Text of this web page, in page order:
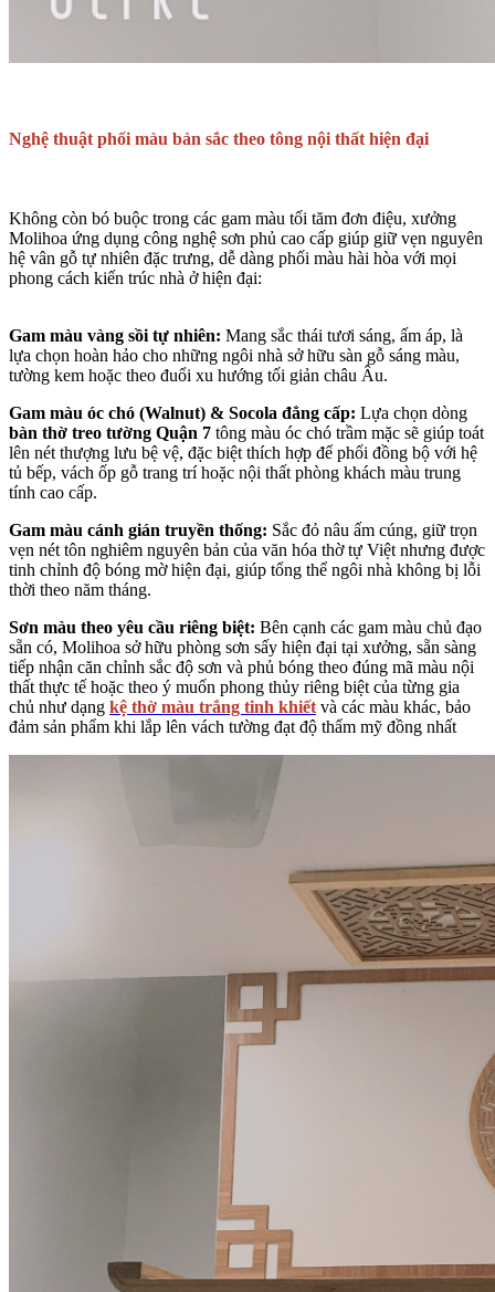
Nghệ thuật phối màu bản sắc theo tông nội thất hiện đại
Không còn bó buộc trong các gam màu tối tăm đơn điệu, xưởng
Molihoa ứng dụng công nghệ sơn phủ cao cấp giúp giữ vẹn nguyên
hệ vân gỗ tự nhiên đặc trưng, dễ dàng phối màu hài hòa với mọi
phong cách kiến trúc nhà ở hiện đại:
Gam màu vàng sồi tự nhiên: Mang sắc thái tươi sáng, ấm áp, là
lựa chọn hoàn hảo cho những ngôi nhà sở hữu sàn gỗ sáng màu,
tường kem hoặc theo đuổi xu hướng tối giản châu Âu.
Gam màu óc chó (Walnut) & Socola đẳng cấp: Lựa chọn dòng
bàn thờ treo tường Quận 7 tông màu óc chó trầm mặc sẽ giúp toát
lên nét thượng lưu bệ vệ, đặc biệt thích hợp để phối đồng bộ với hệ
tủ bếp, vách ốp gỗ trang trí hoặc nội thất phòng khách màu trung
tính cao cấp.
Gam màu cánh gián truyền thống: Sắc đỏ nâu ấm cúng, giữ trọn
vẹn nét tôn nghiêm nguyên bản của văn hóa thờ tự Việt nhưng được
tinh chỉnh độ bóng mờ hiện đại, giúp tổng thể ngôi nhà không bị lỗi
thời theo năm tháng.
Sơn màu theo yêu cầu riêng biệt: Bên cạnh các gam màu chủ đạo
sẵn có, Molihoa sở hữu phòng sơn sấy hiện đại tại xưởng, sẵn sàng
tiếp nhận căn chỉnh sắc độ sơn và phủ bóng theo đúng mã màu nội
thất thực tế hoặc theo ý muốn phong thủy riêng biệt của từng gia
chủ như dạng kệ thờ màu trắng tinh khiết và các màu khác, bảo
đảm sản phẩm khi lắp lên vách tường đạt độ thẩm mỹ đồng nhất